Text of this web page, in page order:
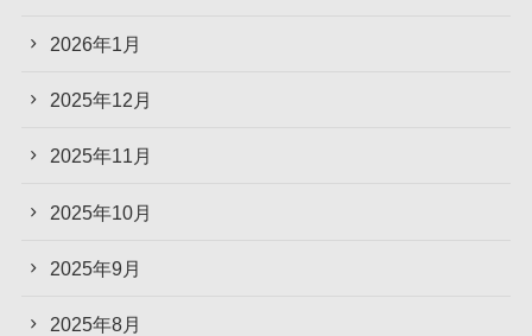
2026年1月
2025年12月
2025年11月
2025年10月
2025年9月
2025年8月